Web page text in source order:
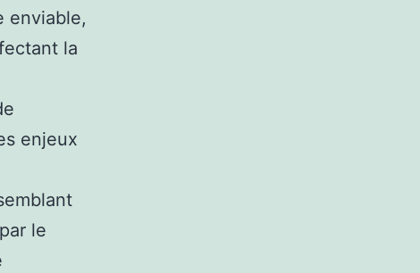
enviable,
la
enjeux
le